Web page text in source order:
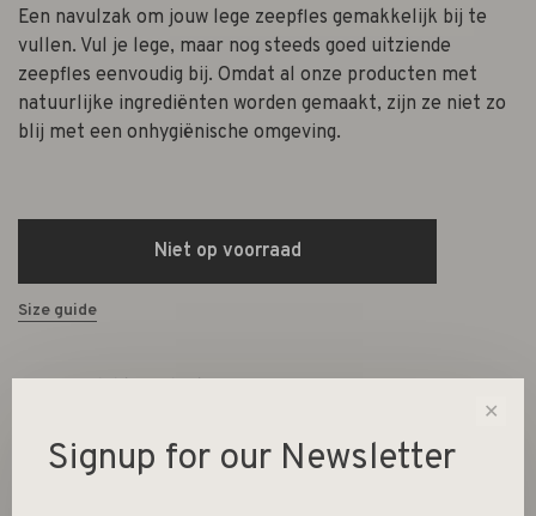
Een navulzak om jouw lege zeepfles gemakkelijk bij te
vullen. Vul je lege, maar nog steeds goed uitziende
zeepfles eenvoudig bij. Omdat al onze producten met
natuurlijke ingrediënten worden gemaakt, zijn ze niet zo
blij met een onhygiënische omgeving.
Niet op voorraad
Size guide
✕
Signup for our Newsletter